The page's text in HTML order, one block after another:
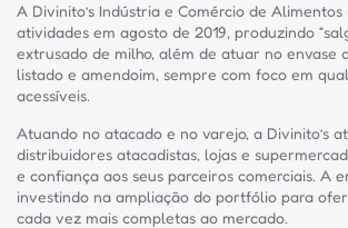
A Divinito’s Indústria e Comércio de Alimentos
atividades em agosto de 2019, produzindo
extrusado de milho, além de atuar no envase
listado e amendoim, sempre com foco em
acessíveis.
Atuando no atacado e no varejo, a Divinito’s
distribuidores atacadistas, lojas e
e confiança aos seus parceiros comerciais. A
investindo na ampliação do portfólio para
cada vez mais completas ao mercado.